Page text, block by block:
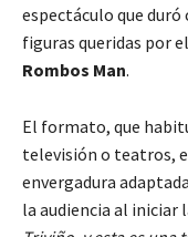
espectáculo que duró
figuras queridas por
Rombos Man.
El formato, que
televisión o teatros,
envergadura
la audiencia al iniciar